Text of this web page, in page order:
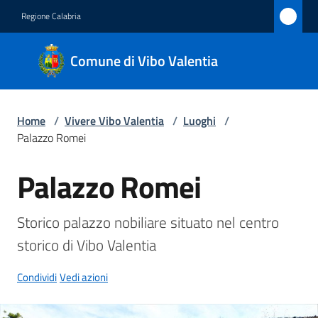
Regione Calabria
Comune di Vibo Valentia
Comune
di Vibo
Valentia
Novità
Servizi
Vibo
Valentia
Home / Vivere Vibo Valentia / Luoghi /
Palazzo Romei
Salta al contenuto
Palazzo Romei
Storico palazzo nobiliare situato nel centro
storico di Vibo Valentia
CondividiVedi azioni